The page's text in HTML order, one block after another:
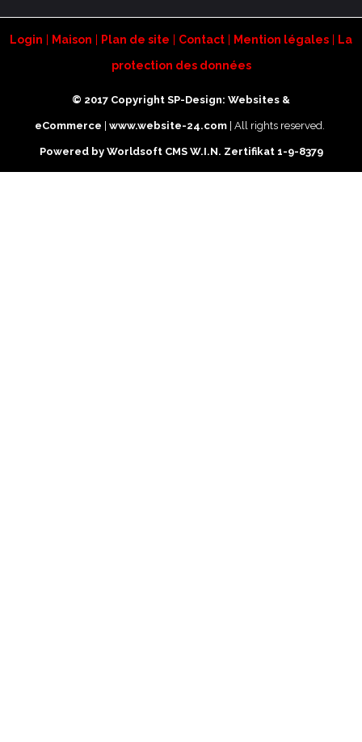
Login | Maison | Plan de site | Contact | Mention légales | La
protection des données
© 2017 Copyright SP-Design: Websites &
eCommerce | www.website-24.com | All rights reserved.
Powered by Worldsoft CMS W.I.N. Zertifikat 1-9-8379